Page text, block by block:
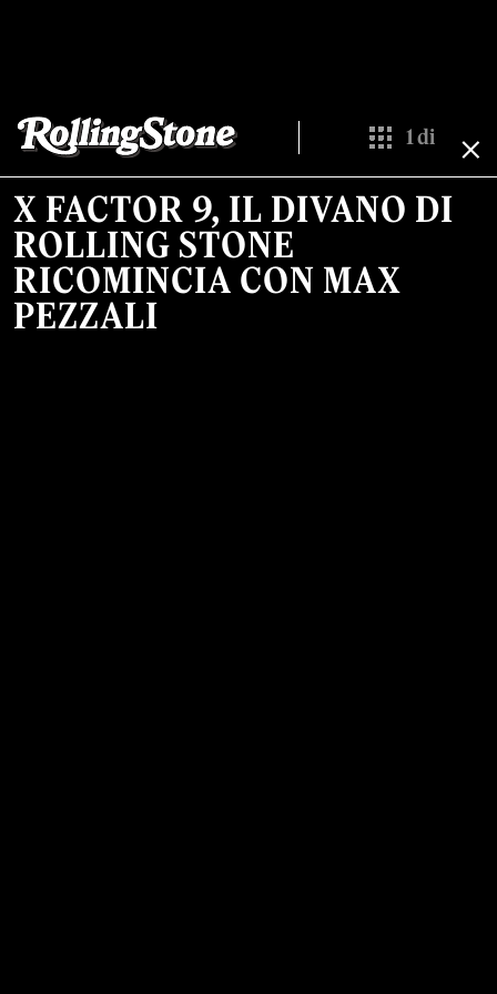
Show All
1di
X FACTOR 9, IL DIVANO DI
ROLLING STONE
RICOMINCIA CON MAX
PEZZALI